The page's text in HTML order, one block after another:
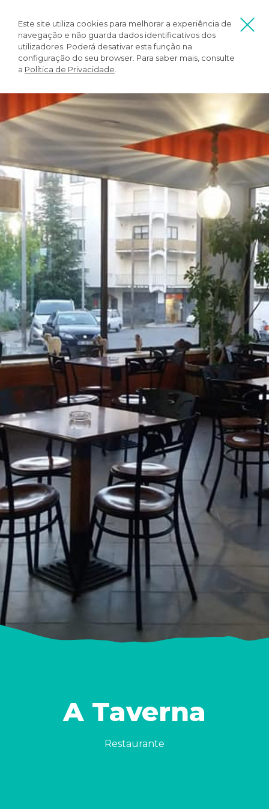
Este site utiliza cookies para melhorar a experiência de
navegação e não guarda dados identificativos dos
utilizadores. Poderá desativar esta função na
configuração do seu browser. Para saber mais, consulte
a Política de Privacidade
A Taverna
Restaurante